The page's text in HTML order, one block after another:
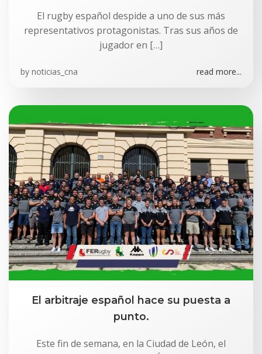
El rugby español despide a uno de sus más
representativos protagonistas. Tras sus años de
jugador en […]
by noticias_cna read more...
El arbitraje español hace su puesta a
punto.
Este fin de semana, en la Ciudad de León, el